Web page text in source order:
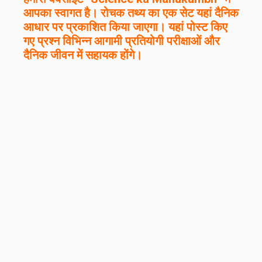
आपका स्वागत है। रोचक तथ्य का एक सेट यहां दैनिक
आधार पर प्रकाशित किया जाएगा। यहां पोस्ट किए
गए प्रश्न विभिन्न आगामी प्रतियोगी परीक्षाओं और
दैनिक जीवन में सहायक होंगे।